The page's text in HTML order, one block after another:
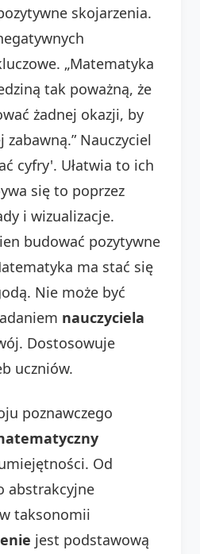
skojarzenia.
„Matematyka
tak poważną, że
żadnej okazji, by
Nauczyciel
cyfry'. Ułatwia to ich
się to poprzez
i wizualizacje.
budować pozytywne
ma stać się
Nie może być
nauczyciela
Dostosowuje
uczniów.
poznawczego
Od
abstrakcyjne
taksonomii
jest podstawową